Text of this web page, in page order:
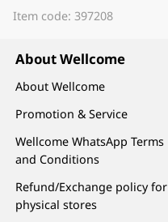
Item code: 397208
About Wellcome
About Wellcome
Promotion & Service
Wellcome WhatsApp Terms
and Conditions
Refund/Exchange policy for
physical stores